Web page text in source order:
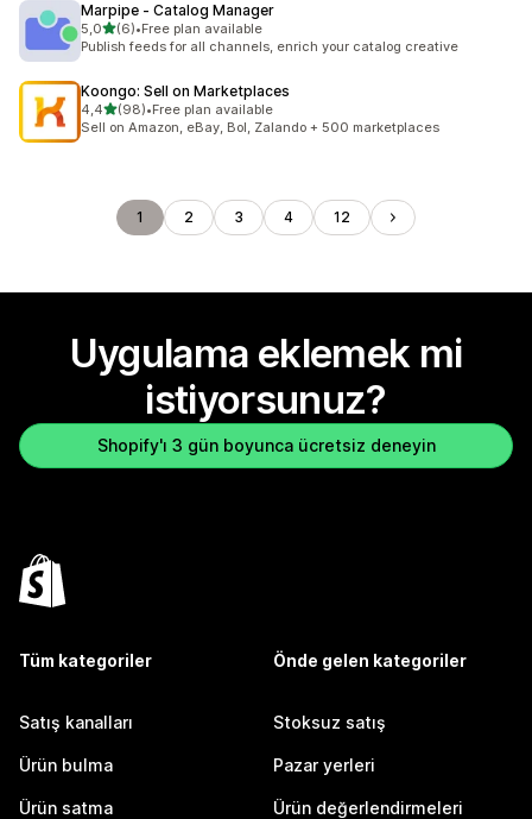
Marpipe ‑ Catalog Manager
5,05 yıldız üzerinden
(6)
toplam 6 değerlendirme
•Free plan available
Publish feeds for all channels, enrich your catalog creative
Koongo: Sell on Marketplaces
4,45 yıldız üzerinden
(98)
toplam 98 değerlendirme
•Free plan available
Sell on Amazon, eBay, Bol, Zalando + 500 marketplaces
1 2 3 4 12
Uygulama eklemek mi
istiyorsunuz?
Shopify'ı 3 gün boyunca ücretsiz deneyin
Tüm kategoriler
Satış kanalları
Ürün bulma
Ürün satma
Önde gelen kategoriler
Stoksuz satış
Pazar yerleri
Ürün değerlendirmeleri